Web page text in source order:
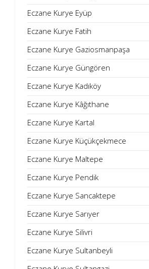
Eczane Kurye Eyüp
Eczane Kurye Fatih
Eczane Kurye Gaziosmanpaşa
Eczane Kurye Güngören
Eczane Kurye Kadıköy
Eczane Kurye Kâğıthane
Eczane Kurye Kartal
Eczane Kurye Küçükçekmece
Eczane Kurye Maltepe
Eczane Kurye Pendik
Eczane Kurye Sancaktepe
Eczane Kurye Sarıyer
Eczane Kurye Silivri
Eczane Kurye Sultanbeyli